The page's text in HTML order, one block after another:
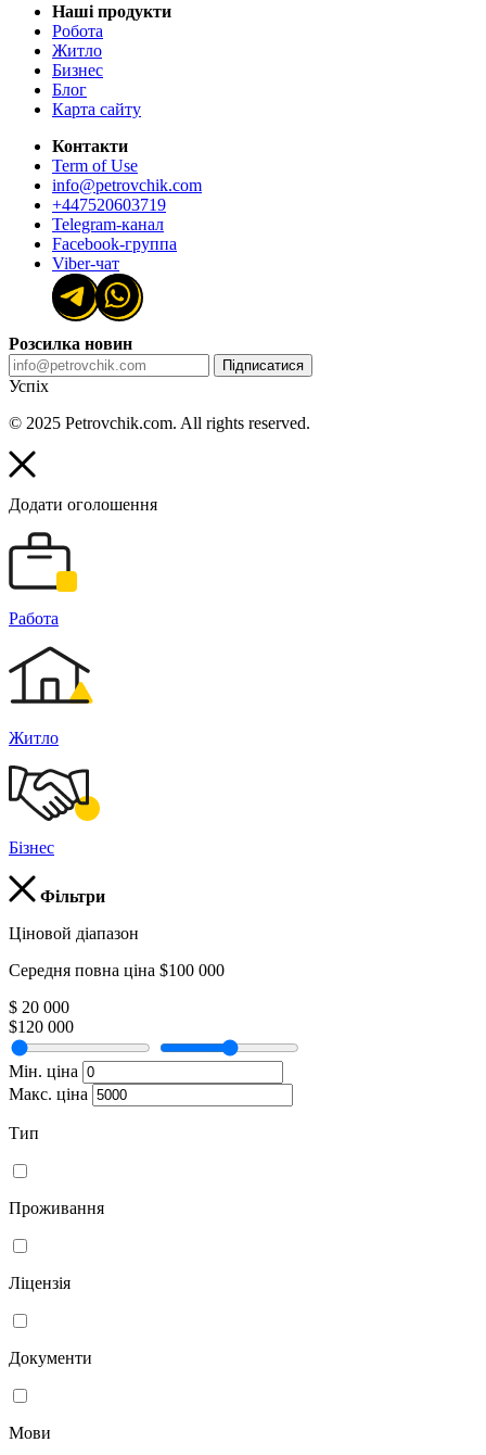
Наші продукти
Робота
Житло
Бизнес
Блог
Карта сайту
Контакти
Term of Use
info@petrovchik.com
+447520603719
Telegram-канал
Facebook-группа
Viber-чат
Розсилка новин
Підписатися
Успіх
© 2025 Petrovchik.com. All rights reserved.
Додати оголошення
Работа
Житло
Бізнес
Фільтри
Ціновой діапазон
Середня повна ціна $100 000
$ 20 000
$120 000
Мін. ціна
Макс. ціна
Тип
Проживання
Ліцензія
Документи
Мови